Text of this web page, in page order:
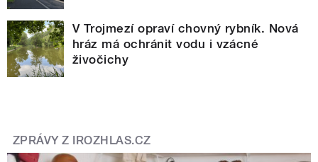
V Trojmezí opraví chovný rybník. Nová
hráz má ochránit vodu i vzácné
živočichy
ZPRÁVY Z IROZHLAS.CZ